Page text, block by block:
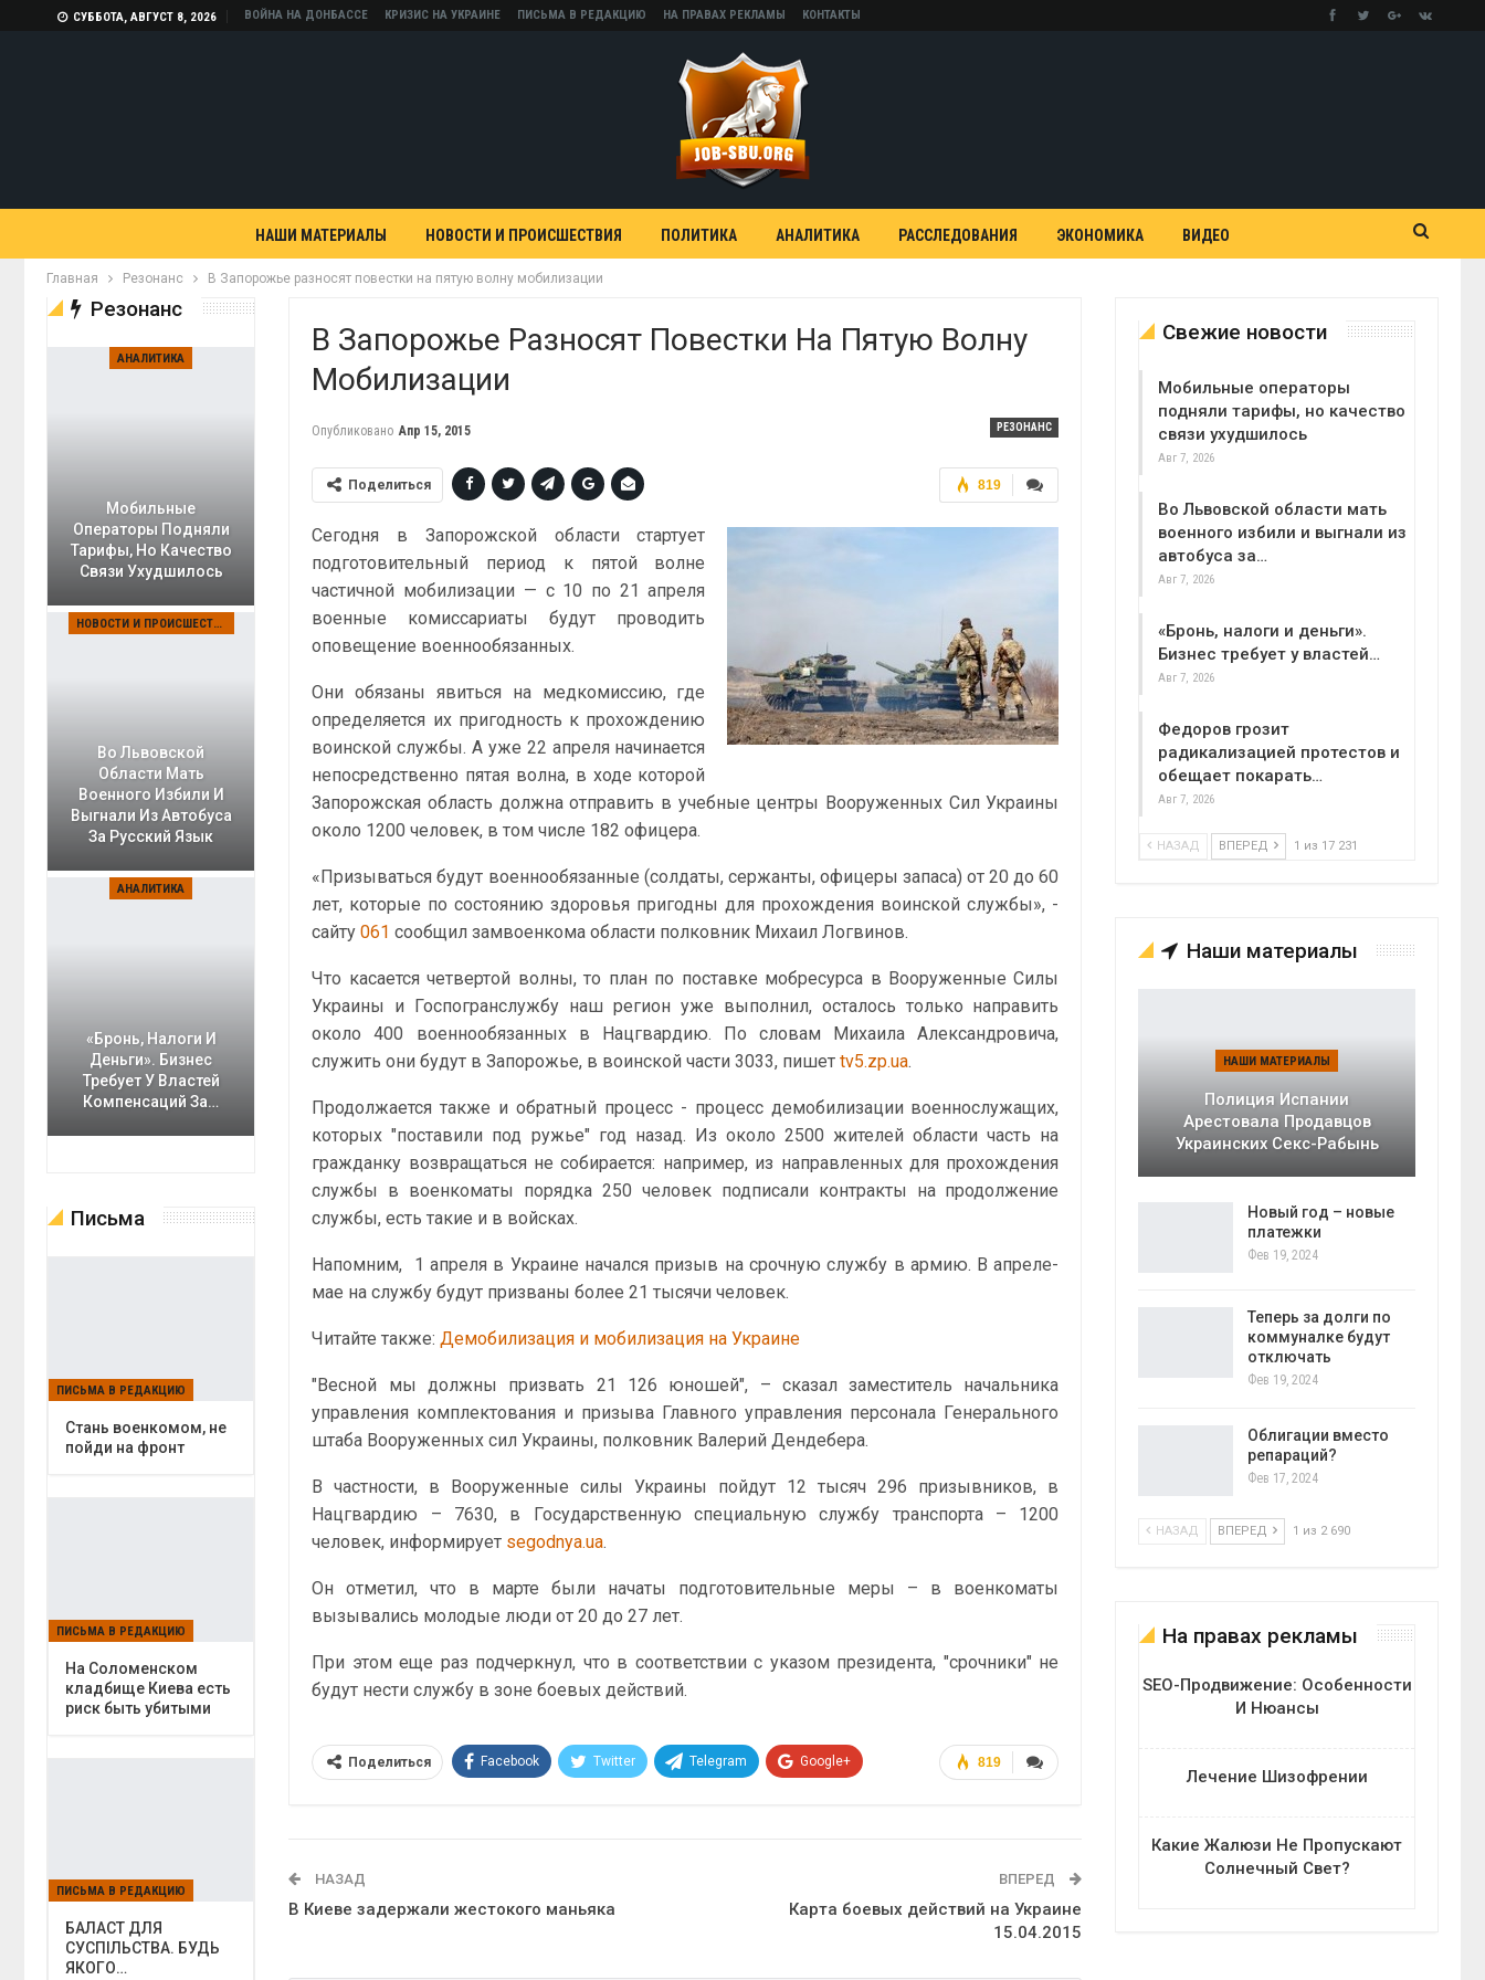
СУББОТА, АВГУСТ 8, 2026 ВОЙНА НА ДОНБАССЕ КРИЗИС НА УКРАИНЕ ПИСЬМА В РЕДАКЦИЮ НА ПРАВАХ РЕКЛАМЫ КОНТАКТЫ
НАШИ МАТЕРИАЛЫ НОВОСТИ И ПРОИСШЕСТВИЯ ПОЛИТИКА АНАЛИТИКА РАССЛЕДОВАНИЯ ЭКОНОМИКА ВИДЕО
Главная Резонанс В Запорожье разносят повестки на пятую волну мобилизации
В Запорожье Разносят Повестки На Пятую Волну
Мобилизации
РЕЗОНАНС
Опубликовано Апр 15, 2015
819
Поделиться
Сегодня в Запорожской области стартует
подготовительный период к пятой волне
частичной мобилизации — с 10 по 21 апреля
военные комиссариаты будут проводить
оповещение военнообязанных.
Они обязаны явиться на медкомиссию, где
определяется их пригодность к прохождению
воинской службы. А уже 22 апреля начинается
непосредственно пятая волна, в ходе которой
Запорожская область должна отправить в учебные центры Вооруженных Сил Украины
около 1200 человек, в том числе 182 офицера.
«Призываться будут военнообязанные (солдаты, сержанты, офицеры запаса) от 20 до 60
лет, которые по состоянию здоровья пригодны для прохождения воинской службы», -
сайту061 сообщил замвоенкома области полковник Михаил Логвинов.
Что касается четвертой волны, то план по поставке мобресурса в Вооруженные Силы
Украины и Госпогранслужбу наш регион уже выполнил, осталось только направить
около 400 военнообязанных в Нацгвардию. По словам Михаила Александровича,
служить они будут в Запорожье, в воинской части 3033, пишетtv5.zp.ua.
Продолжается также и обратный процесс - процесс демобилизации военнослужащих,
которых "поставили под ружье" год назад. Из около 2500 жителей области часть на
гражданку возвращаться не собирается: например, из направленных для прохождения
службы в военкоматы порядка 250 человек подписали контракты на продолжение
службы, есть такие и в войсках.
Напомним, 1 апреля в Украине начался призыв на срочную службу в армию. В апреле-
мае на службу будут призваны более 21 тысячи человек.
Читайте также:Демобилизация и мобилизация на Украине
"Весной мы должны призвать 21 126 юношей", – сказал заместитель начальника
управления комплектования и призыва Главного управления персонала Генерального
штаба Вооруженных сил Украины, полковник Валерий Дендебера.
В частности, в Вооруженные силы Украины пойдут 12 тысяч 296 призывников, в
Нацгвардию – 7630, в Государственную специальную службу транспорта – 1200
человек, информирует segodnya.ua.
Он отметил, что в марте были начаты подготовительные меры – в военкоматы
вызывались молодые люди от 20 до 27 лет.
При этом еще раз подчеркнул, что в соответствии с указом президента, "срочники" не
будут нести службу в зоне боевых действий.
819
Поделиться Facebook Twitter Telegram Google+
НАЗАД
В Киеве задержали жестокого маньяка
ВПЕРЕД
Карта боевых действий на Украине
15.04.2015
Свежие новости
Мобильные операторы
подняли тарифы, но качество
связи ухудшилось
Авг 7, 2026
Во Львовской области мать
военного избили и выгнали из
автобуса за…
Авг 7, 2026
«Бронь, налоги и деньги».
Бизнес требует у властей…
Авг 7, 2026
Федоров грозит
радикализацией протестов и
обещает покарать…
Авг 7, 2026
НАЗАД ВПЕРЕД 1 из 17 231
Наши материалы
НАШИ МАТЕРИАЛЫ
Полиция Испании
Арестовала Продавцов
Украинских Секс-Рабынь
Новый год – новые
платежки
Фев 19, 2024
Теперь за долги по
коммуналке будут
отключать
Фев 19, 2024
Облигации вместо
репараций?
Фев 17, 2024
НАЗАД ВПЕРЕД 1 из 2 690
На правах рекламы
SEO-Продвижение: Особенности
И Нюансы
Лечение Шизофрении
Какие Жалюзи Не Пропускают
Солнечный Свет?
Резонанс
АНАЛИТИКА
Мобильные
Операторы Подняли
Тарифы, Но Качество
Связи Ухудшилось
НОВОСТИ И ПРОИСШЕСТВИЯ
Во Львовской
Области Мать
Военного Избили И
Выгнали Из Автобуса
За Русский Язык
АНАЛИТИКА
«Бронь, Налоги И
Деньги». Бизнес
Требует У Властей
Компенсаций За…
Письма
ПИСЬМА В РЕДАКЦИЮ
Cтань военкомом, не
пойди на фронт
ПИСЬМА В РЕДАКЦИЮ
На Соломенском
кладбище Киева есть
риск быть убитыми
ПИСЬМА В РЕДАКЦИЮ
БАЛАСТ ДЛЯ
СУСПІЛЬСТВА. БУДЬ
ЯКОГО…